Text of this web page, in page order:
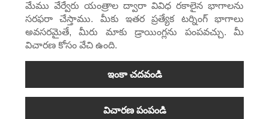
మేము వేర్వేరు యంత్రాల ద్వారా వివిధ రకాలైన భాగాలను
సరఫరా చేస్తాము. మీకు ఇతర ప్రత్యేక టర్నింగ్ భాగాలు
అవసరమైతే, మీరు మాకు డ్రాయింగ్లను పంపవచ్చు. మీ
విచారణ కోసం వేచి ఉంది.
ఇంకా చదవండి
విచారణ పంపండి